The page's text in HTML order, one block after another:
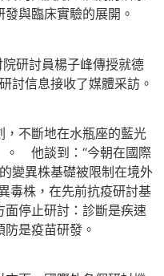
與臨床實驗的展開。
研討員楊子峰傳授就德
討信息接收了媒體采訪。
不斷地在水瓶座的藍光
。 他談到：“今朝在國際
變異株基礎被限制在境外
毒株，在先前抗疫研討基
停止研討：診斷是疾速
是疫苗研發。